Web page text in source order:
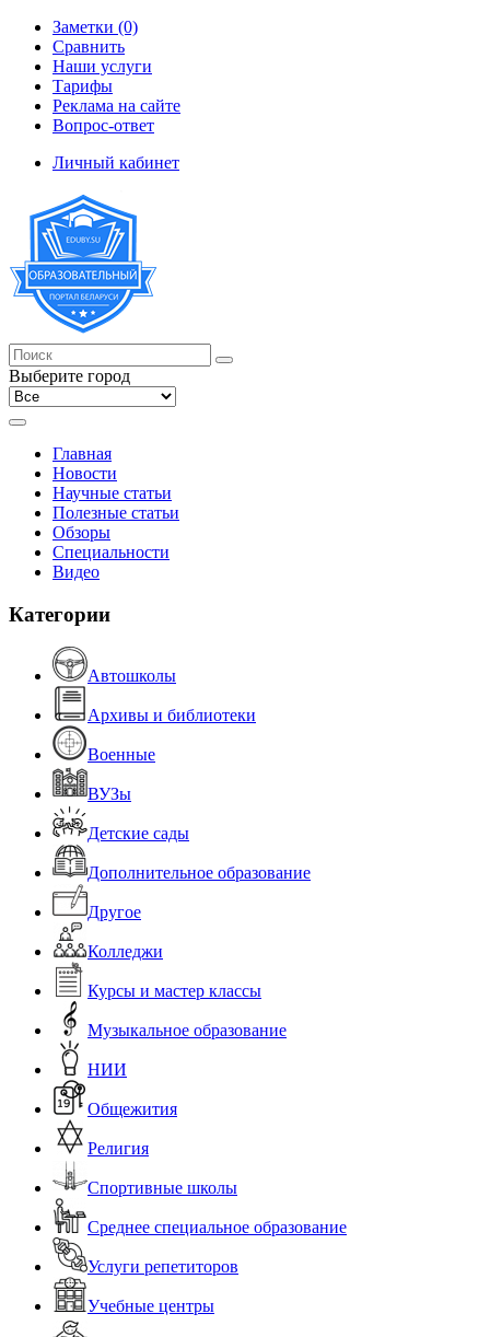
Заметки (0)
Сравнить
Наши услуги
Тарифы
Реклама на сайте
Вопрос-ответ
Личный кабинет
Выберите город
Главная
Новости
Научные статьи
Полезные статьи
Обзоры
Специальности
Видео
Категории
Автошколы
Архивы и библиотеки
Военные
ВУЗы
Детские сады
Дополнительное образование
Другое
Колледжи
Курсы и мастер классы
Музыкальное образование
НИИ
Общежития
Религия
Спортивные школы
Среднее специальное образование
Услуги репетиторов
Учебные центры